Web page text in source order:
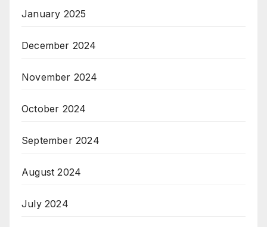
January 2025
December 2024
November 2024
October 2024
September 2024
August 2024
July 2024